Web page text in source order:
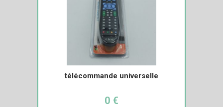
télécommande universelle
0 €